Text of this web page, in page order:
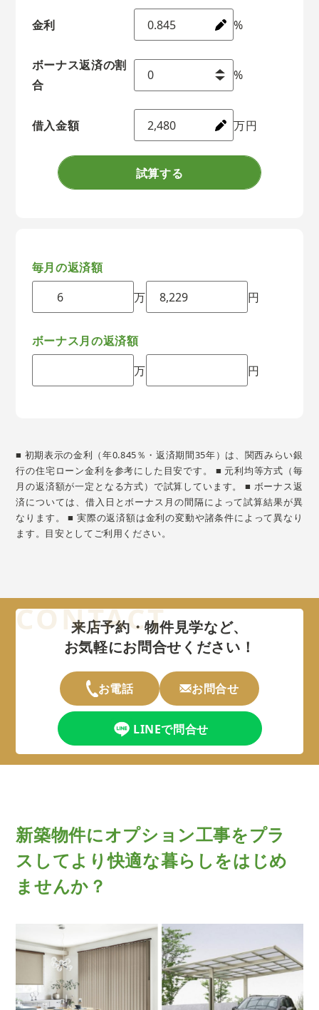
金利 %
ボーナス返済の割
合
%
借入金額 万円
試算する
毎月の返済額
万
円
ボーナス月の返済額
万
円
■ 初期表示の金利（年0.845％・返済期間35年）は、関西みらい銀
行の住宅ローン金利を参考にした目安です。 ■ 元利均等方式（毎
月の返済額が一定となる方式）で試算しています。 ■ ボーナス返
済については、借入日とボーナス月の間隔によって試算結果が異
なります。 ■ 実際の返済額は金利の変動や諸条件によって異なり
ます。目安としてご利用ください。
来店予約・物件見学など、
お気軽にお問合せください！
お電話 お問合せ
LINEで問合せ
新築物件にオプション工事をプラ
スしてより快適な暮らしをはじめ
ませんか？